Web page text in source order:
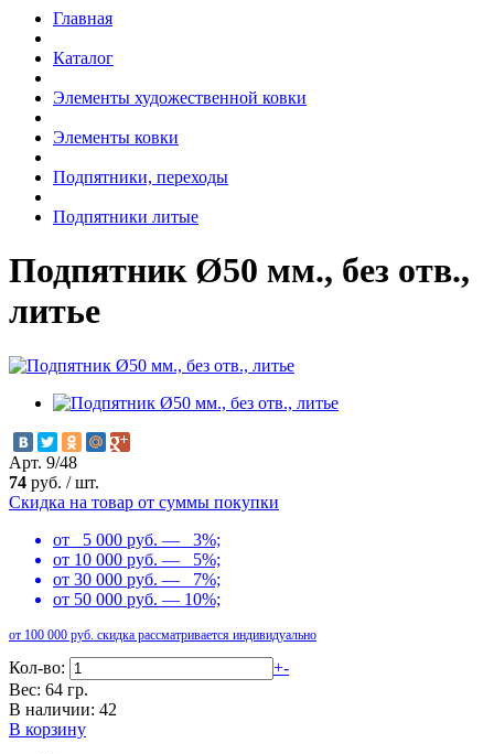
Главная
Каталог
Элементы художественной ковки
Элементы ковки
Подпятники, переходы
Подпятники литые
Подпятник Ø50 мм., без отв.,
литье
Арт. 9/48
74 руб. /шт.
Скидка на товар от суммы покупки
от 5 000 руб. — 3%;
от 10 000 руб. — 5%;
от 30 000 руб. — 7%;
от 50 000 руб. — 10%;
от 100 000 руб. скидка рассматривается индивидуально
Кол-во: +-
Вес: 64 гр.
В наличии: 42
В корзину